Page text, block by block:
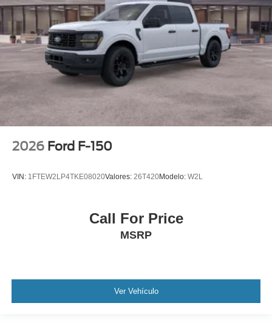
2026 Ford F-150
VIN: 1FTEW2LP4TKE08020Valores: 26T420Modelo: W2L
Call For Price
MSRP
Ver Vehículo